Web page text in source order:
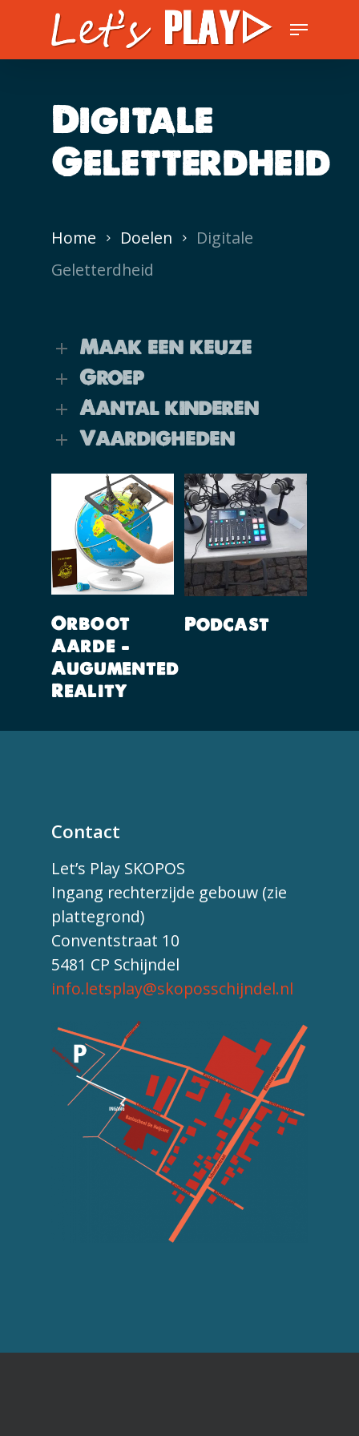
main
Menu
Digitale
Geletterdheid
Home Doelen
Digitale
Geletterdheid
Maak een keuze
Groep
Aantal kinderen
Vaardigheden
Orboot
Aarde –
Augumented
Reality
Podcast
Contact
Let’s Play SKOPOS
Ingang rechterzijde gebouw (zie
plattegrond)
Conventstraat 10
5481 CP Schijndel
info.letsplay@skoposschijndel.nl